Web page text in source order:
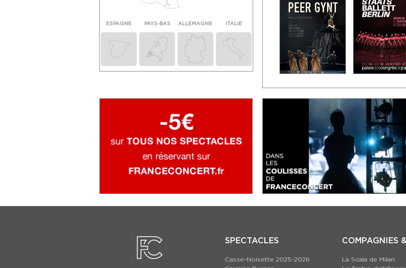
ESPAGNE PAYS-BAS ALLEMAGNE ITALIE
SPECTACLES
Casse-Noisette 2025-2026
COMPAGNIES
La Scala de Milan